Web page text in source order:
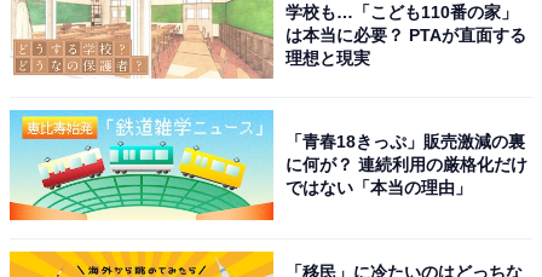
元グルメが楽しめます。観光と特産品購入を同時に満喫
できる点が魅力で、地域の特色を強く感じられます」
（40代男性／北海道）といった声が集まりました。
※回答者からのコメントは原文ママです
次ページ 10位までのランキング結果を見る
学校も…「こども110番の家」
は本当に必要？ PTAが直面する
理想と現実
「青春18きっぷ」販売激減の裏
に何が？ 連続利用の厳格化だけ
ではない「本当の理由」
「移民」に冷たいのはどっちな